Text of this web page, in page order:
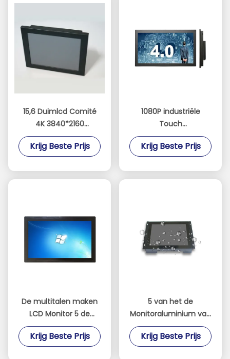
15,6 Duimlcd Comité
4K 3840*2160
Resolutievertoning
1000
Monitor
Krijg Beste Prijs
1080P industriële
Touch
screenmonitor/de
Monitorsteunframboos
screenvertoning
Krijg Beste Prijs
De multitalen maken
LCD Monitor 5 de
Oppervlaktehardheid
van de Draad
Krijg Beste Prijs
5 van het de
Monitoraluminium van
het draad Weerstand
biedend Touche
Krijg Beste Prijs